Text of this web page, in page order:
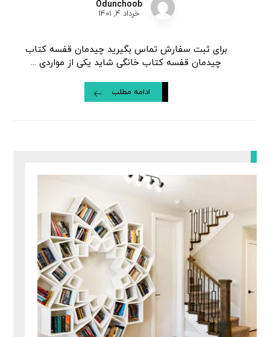
Odunchoob
خرداد 4, 1401
برای ثبت سفارش تماس بگیرید چیدمان قفسه کتاب
چیدمان قفسه کتاب خانگی شاید یکی از مواردی ...
ادامه مطلب